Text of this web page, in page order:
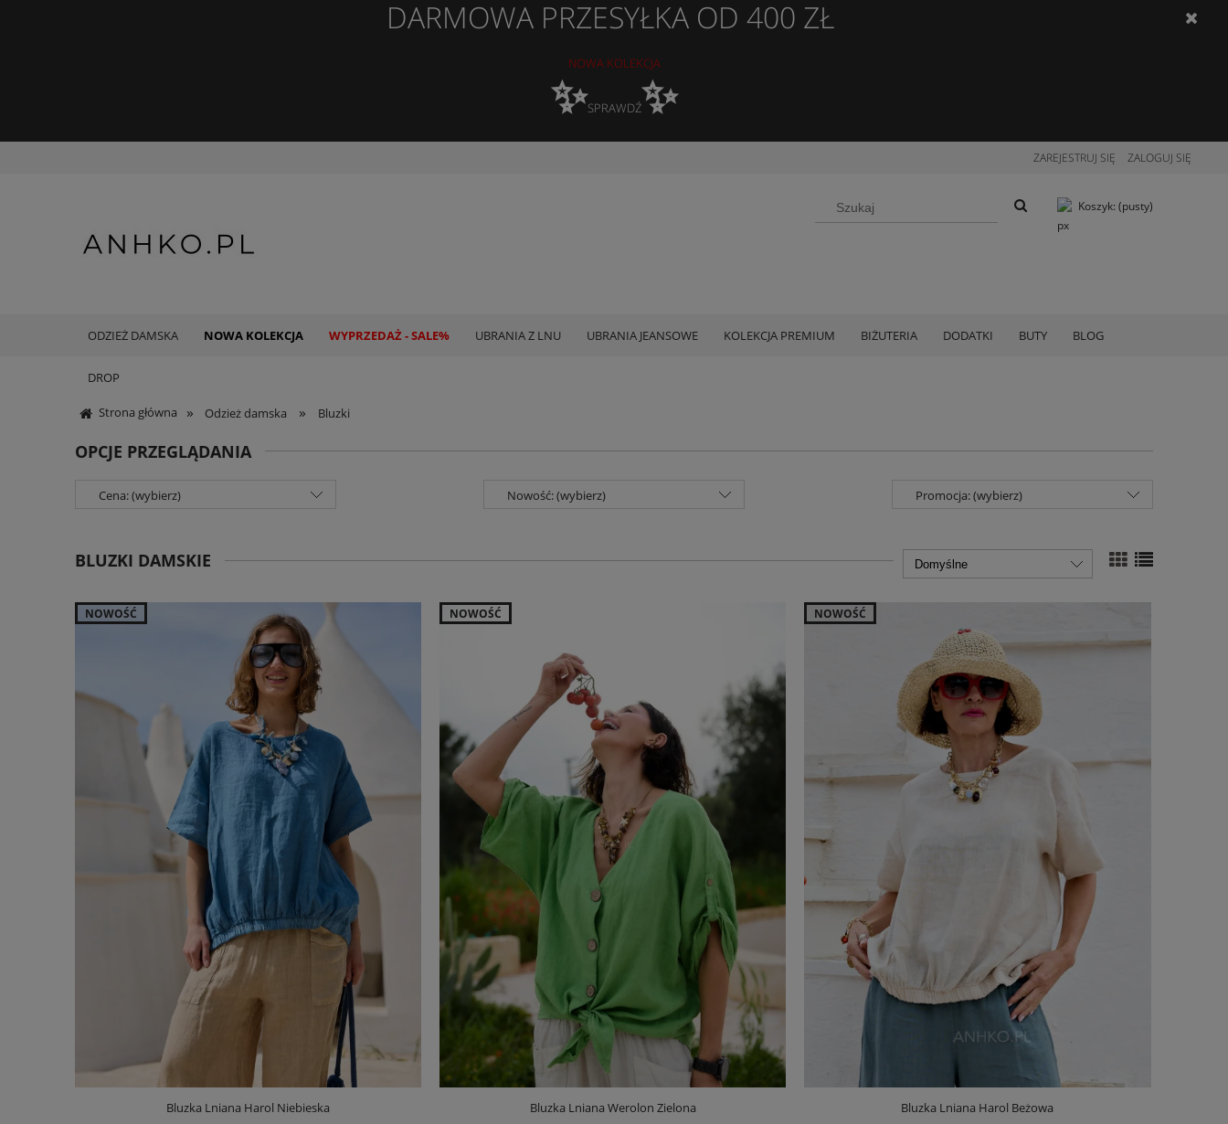
DARMOWA PRZESYŁKA OD 400 ZŁ
NOWA KOLEKCJA
✨SPRAWDŹ✨
ZAREJESTRUJ SIĘ ZALOGUJ SIĘ
Koszyk: (pusty)
ODZIEŻ DAMSKA NOWA KOLEKCJA WYPRZEDAŻ - SALE% UBRANIA Z LNU UBRANIA JEANSOWE KOLEKCJA PREMIUM BIŻUTERIA DODATKI BUTY BLOG
DROP
Strona główna » Odzież damska » Bluzki
OPCJE PRZEGLĄDANIA
Cena: (wybierz) Nowość: (wybierz) Promocja: (wybierz)
BLUZKI DAMSKIE
Bluzka Lniana Harol Niebieska
NOWOŚĆ
Bluzka Lniana Werolon Zielona
NOWOŚĆ
Bluzka Lniana Harol Beżowa
NOWOŚĆ